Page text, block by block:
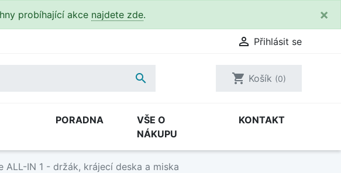
probíhající akce najdete zde. ×
 Přihlásit se
 shopping_cart Košík (0)
PORADNA
VŠE O
NÁKUPU
KONTAKT
ALL-IN 1 - držák, krájecí deska a miska